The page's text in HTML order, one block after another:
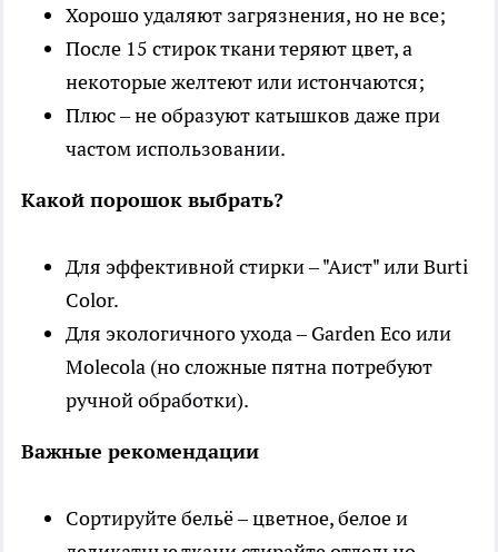
Хорошо удаляют загрязнения, но не все;
После 15 стирок ткани теряют цвет, а
некоторые желтеют или истончаются;
Плюс – не образуют катышков даже при
частом использовании.
Какой порошок выбрать?
Для эффективной стирки – "Аист" или Burti
Color.
Для экологичного ухода – Garden Eco или
Molecola (но сложные пятна потребуют
ручной обработки).
Важные рекомендации
Сортируйте бельё – цветное, белое и